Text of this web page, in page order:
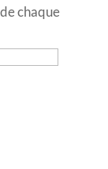
chaque